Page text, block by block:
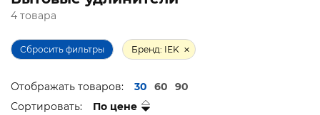
4 товара
Сбросить фильтры Бренд: IEK
Отображать товаров: 30 60
90
Сортировать:
По цене